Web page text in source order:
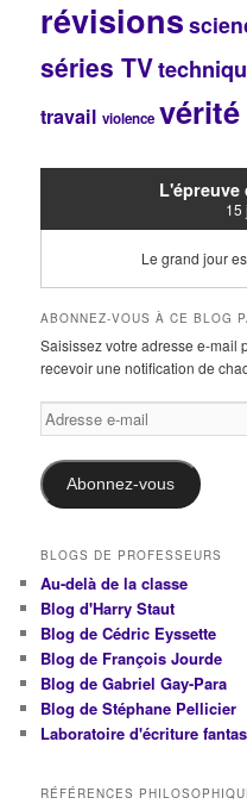
révisions
séries TV
travail violence vérité
L'épreuve
15
Le grand jour
ABONNEZ-VOUS À CE BLOG
Saisissez votre adresse e-mail
recevoir une notification de
Adresse
e-
mail
Abonnez-vous
BLOGS DE PROFESSEURS
Au-delà de la classe
Blog d'Harry Staut
Blog de Cédric Eyssette
Blog de François Jourde
Blog de Gabriel Gay-Para
Blog de Stéphane Pellicier
Laboratoire d'écriture
RÉFÉRENCES